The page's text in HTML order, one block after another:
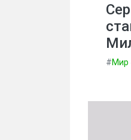
#Мир